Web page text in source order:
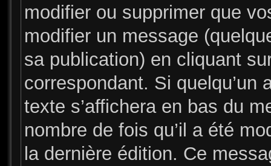
modifier ou supprimer que
modifier un message
sa publication) en cliquant
correspondant. Si quelqu’un
texte s’affichera en bas du
nombre de fois qu’il a été
la dernière édition. Ce